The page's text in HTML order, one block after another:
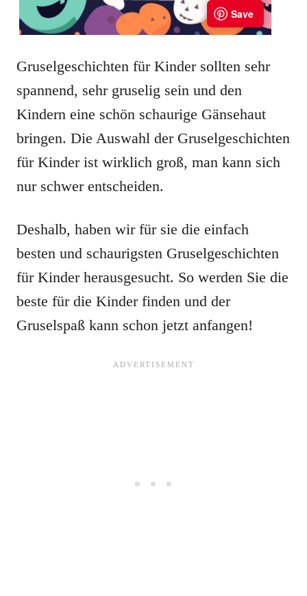
Gruselgeschichten für Kinder sollten sehr
spannend, sehr gruselig sein und den
Kindern eine schön schaurige Gänsehaut
bringen. Die Auswahl der Gruselgeschichten
für Kinder ist wirklich groß, man kann sich
nur schwer entscheiden.
Deshalb, haben wir für sie die einfach
besten und schaurigsten Gruselgeschichten
für Kinder herausgesucht. So werden Sie die
beste für die Kinder finden und der
Gruselspaß kann schon jetzt anfangen!